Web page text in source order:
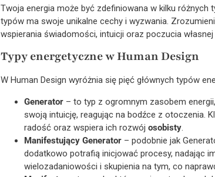
Twoja energia może być zdefiniowana w kilku różnych
typów ma swoje unikalne cechy i wyzwania.
wspierania świadomości, intuicji oraz poczucia
Typy energetyczne w Human Design
W Human Design wyróżnia się pięć głównych typów
Generator – to typ z ogromnym zasobem
swoją intuicję, reagując na bodźce z otoczenia.
radość oraz wspiera ich rozwój osobisty
Manifestujący Generator – podobnie jak
dodatkowo potrafią inicjować procesy, nadając
wielozadaniowości i skupienia na tym, co